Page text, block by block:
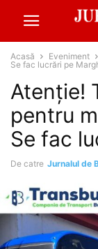
Acasă Eveniment
Se fac lucrări pe
Atenție!
pentru
Se fac
De catre Jurnalul de